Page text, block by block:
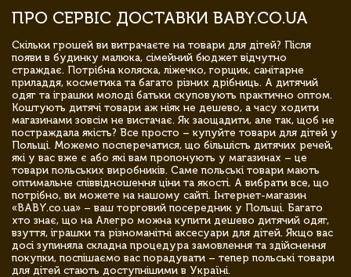
ПРО СЕРВІС ДОСТАВКИ BABY.CO.UA
Скільки грошей ви витрачаєте на товари для дітей? Після
появи в будинку малюка, сімейний бюджет відчутно
страждає. Потрібна коляска, ліжечко, горщик, санітарне
приладдя, косметика та багато різних дрібниць. А дитячий
одяг та іграшки молоді батьки скуповують практично оптом.
Коштують дитячі товари аж ніяк не дешево, а часу ходити
магазинами зовсім не вистачає. Як заощадити, але так, щоб не
постраждала якість? Все просто – купуйте товари для дітей у
Польщі. Можемо посперечатися, що більшість дитячих речей,
які у вас вже є або які вам пропонують у магазинах – це
товари польських виробників. Саме польські товари мають
оптимальне співвідношення ціни та якості. А вибрати все, що
потрібно, ви можете на нашому сайті. Інтернет-магазин
«BABY.co.ua» – ваш торговий посередник у Польщі. Багато
хто знає, що на Алегро можна купити дешево дитячий одяг,
взуття, іграшки та різноманітні аксесуари для дітей. Якщо вас
досі зупиняла складна процедура замовлення та здійснення
покупки, поспішаємо вас порадувати – тепер польські товари
для дітей стають доступнішими в Україні.